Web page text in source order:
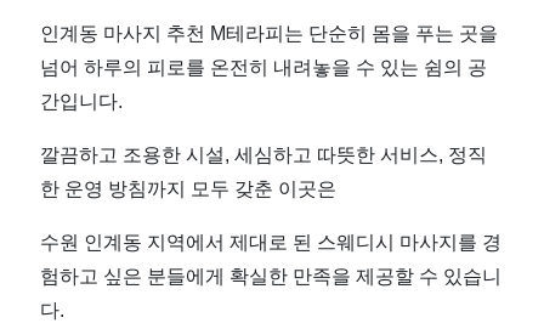
인계동 마사지 추천 M테라피는 단순히 몸을 푸는 곳을
넘어 하루의 피로를 온전히 내려놓을 수 있는 쉼의 공
간입니다.
깔끔하고 조용한 시설, 세심하고 따뜻한 서비스, 정직
한 운영 방침까지 모두 갖춘 이곳은
수원 인계동 지역에서 제대로 된 스웨디시 마사지를 경
험하고 싶은 분들에게 확실한 만족을 제공할 수 있습니
다.